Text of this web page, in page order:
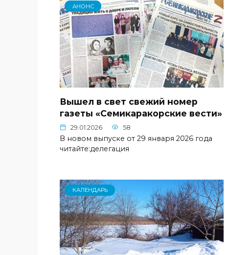
АНОНС
Вышел в свет свежий номер
газеты «Семикаракорские вести»
29.01.2026 58
В новом выпуске от 29 января 2026 года
читайте:делегация
КАЛЕНДАРЬ